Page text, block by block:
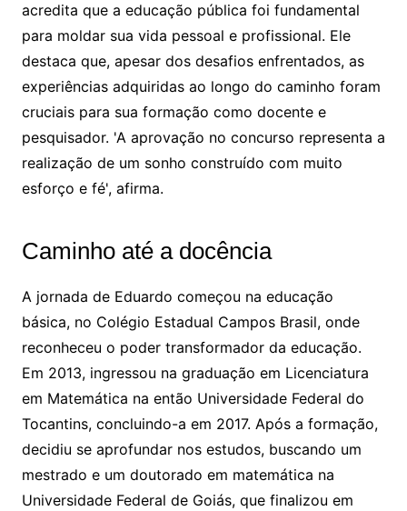
acredita que a educação pública foi fundamental
para moldar sua vida pessoal e profissional. Ele
destaca que, apesar dos desafios enfrentados, as
experiências adquiridas ao longo do caminho foram
cruciais para sua formação como docente e
pesquisador. 'A aprovação no concurso representa a
realização de um sonho construído com muito
esforço e fé', afirma.
Caminho até a docência
A jornada de Eduardo começou na educação
básica, no Colégio Estadual Campos Brasil, onde
reconheceu o poder transformador da educação.
Em 2013, ingressou na graduação em Licenciatura
em Matemática na então Universidade Federal do
Tocantins, concluindo-a em 2017. Após a formação,
decidiu se aprofundar nos estudos, buscando um
mestrado e um doutorado em matemática na
Universidade Federal de Goiás, que finalizou em